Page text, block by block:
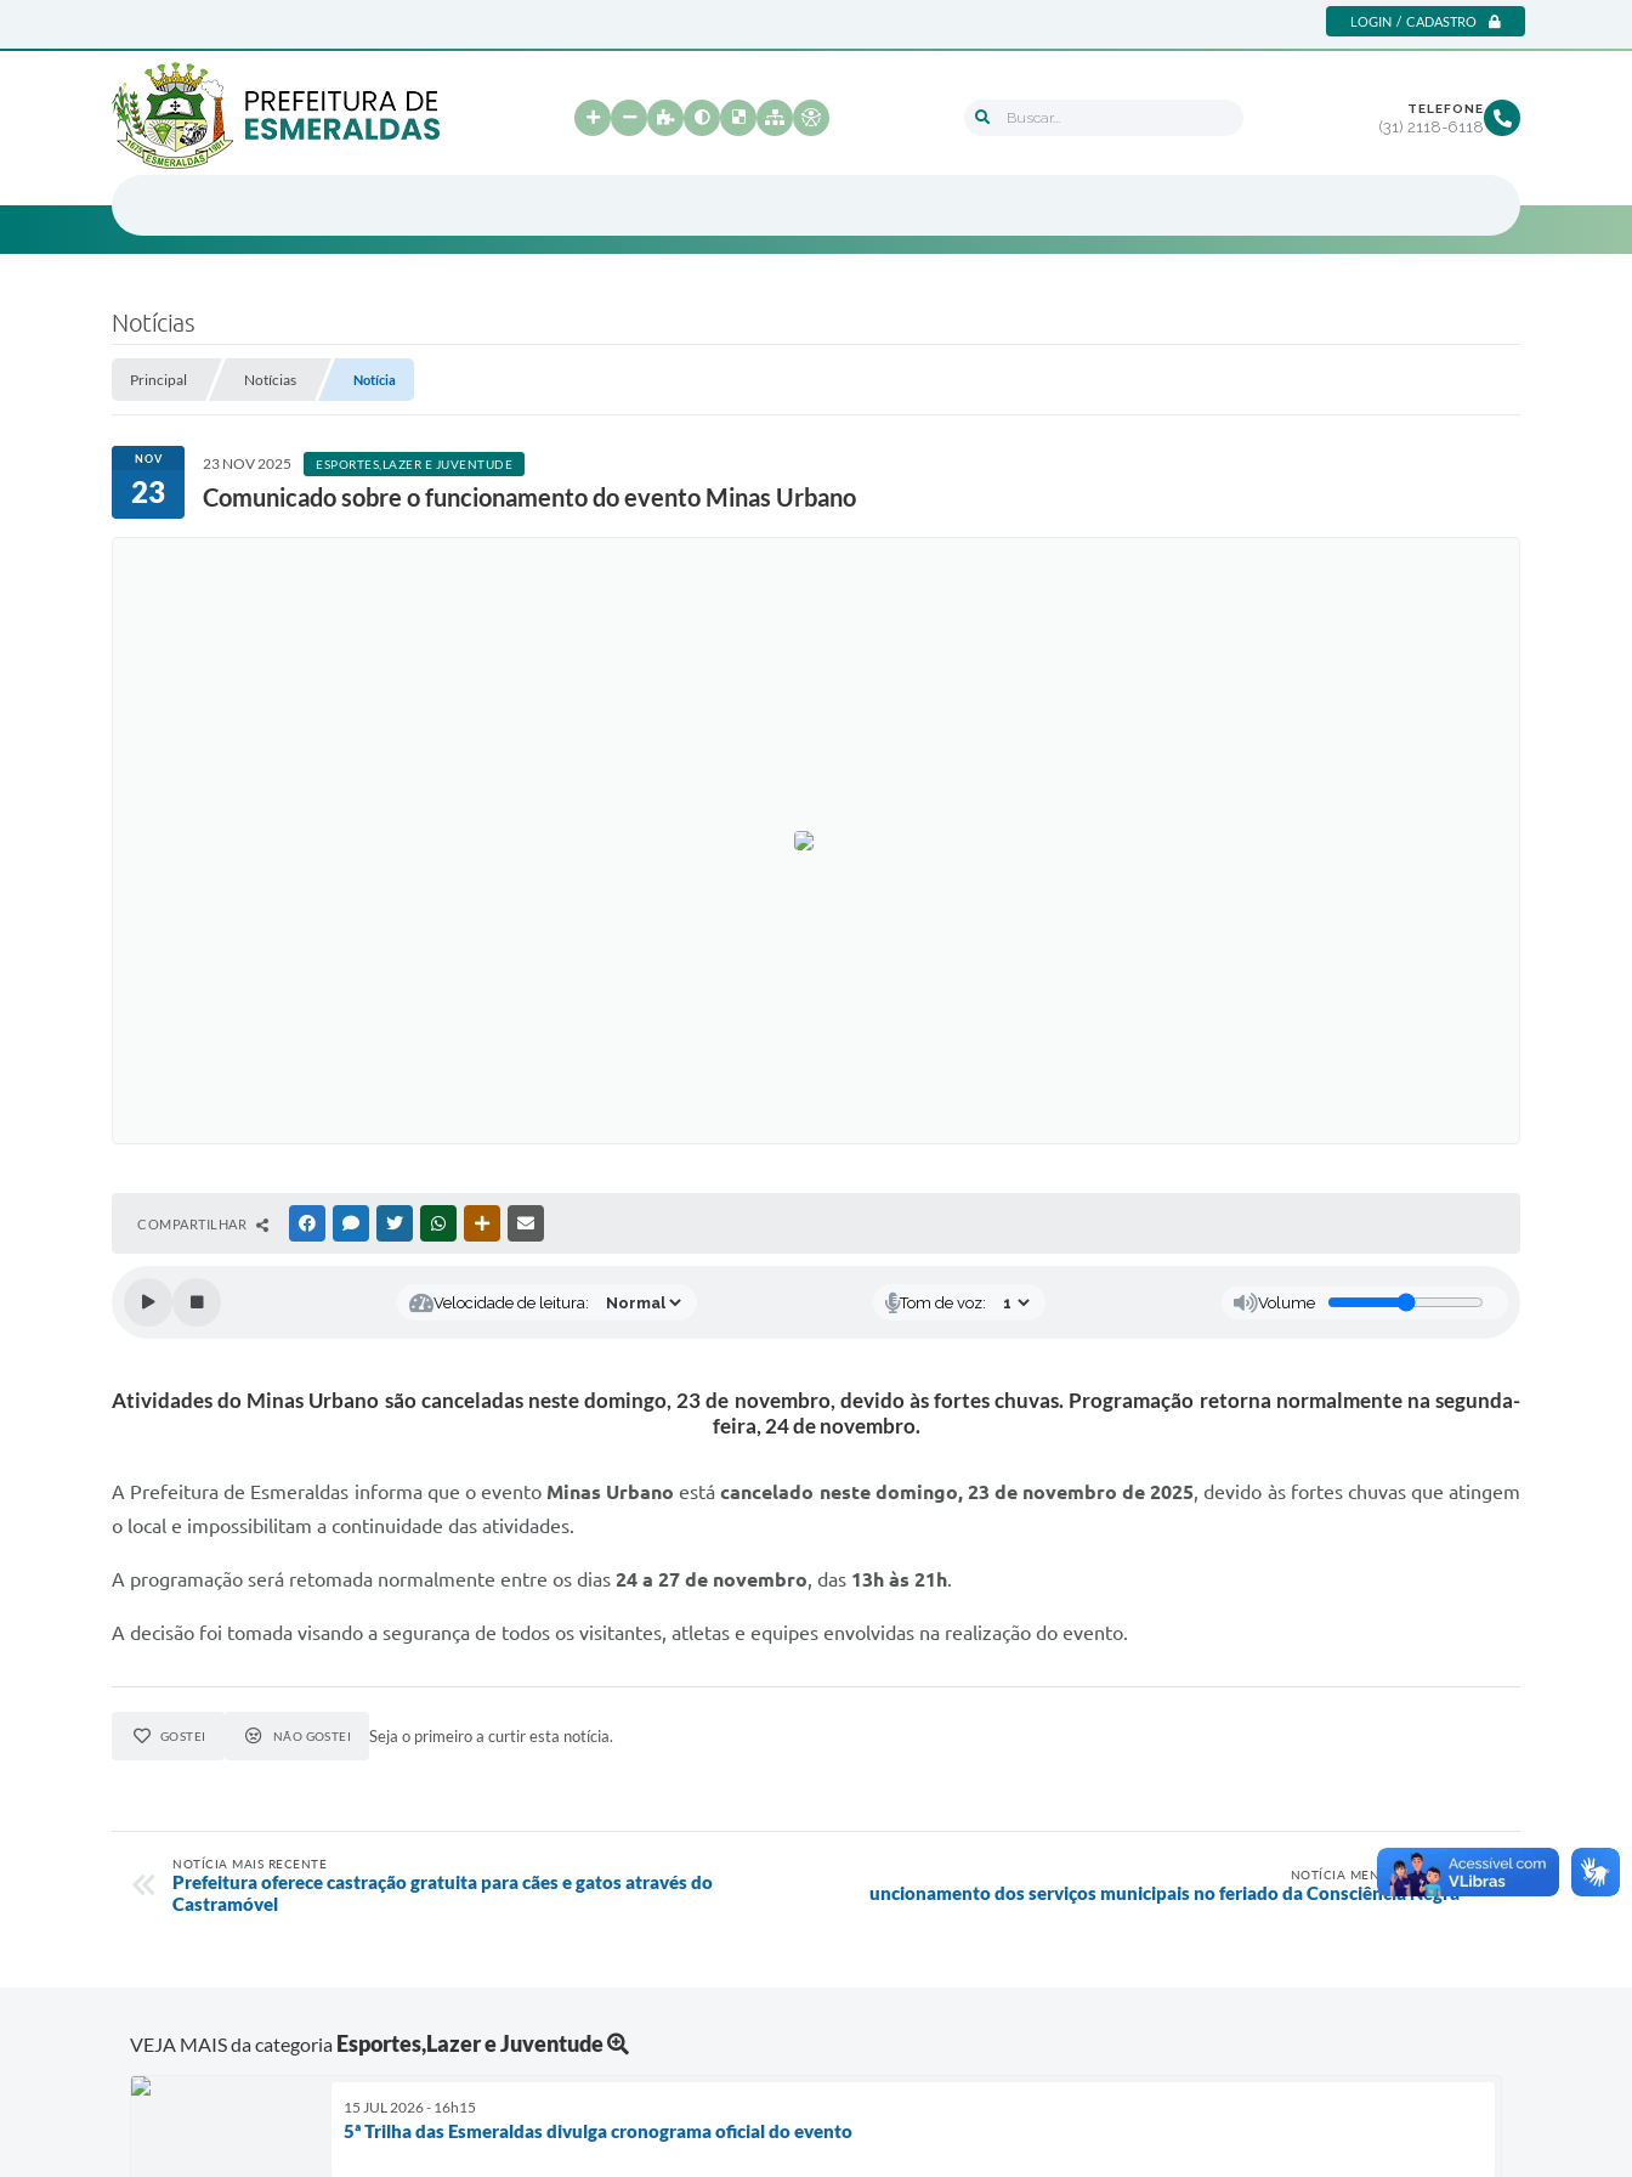
LOGIN / CADASTRO
Buscar... TELEFONE
(31) 2118-6118
Notícias
Principal Notícias Notícia
NOV
23
23 NOV 2025 ESPORTES,LAZER E JUVENTUDE
Comunicado sobre o funcionamento do evento Minas Urbano
COMPARTILHAR FACEBOOKMESSENGER
TWITTERWHATSAPPOUTRAS MÍDIAS
Velocidade de leitura: Tom de voz: Volume
Atividades do Minas Urbano são canceladas neste domingo, 23 de novembro, devido às fortes chuvas. Programação retorna normalmente na segunda-
feira, 24 de novembro.
A Prefeitura de Esmeraldas informa que o evento Minas Urbano estácancelado neste domingo, 23 de novembro de 2025, devido às fortes chuvas que atingem
o local e impossibilitam a continuidade das atividades.
A programação será retomada normalmente entre os dias 24 a 27 de novembro, das 13h às 21h.
A decisão foi tomada visando a segurança de todos os visitantes, atletas e equipes envolvidas na realização do evento.
GOSTEI NÃO GOSTEI Seja o primeiro a curtir esta notícia.
NOTÍCIA MAIS RECENTE
Prefeitura oferece castração gratuita para cães e gatos através do
Castramóvel
NOTÍCIA MENOS RECENTE
uncionamento dos serviços municipais no feriado da Consciência Negra
VEJA MAIS da categoria Esportes,Lazer e Juventude
15 JUL 2026 - 16h15
5ª Trilha das Esmeraldas divulga cronograma oficial do evento